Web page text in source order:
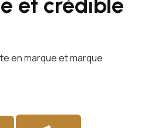
en marque et marque